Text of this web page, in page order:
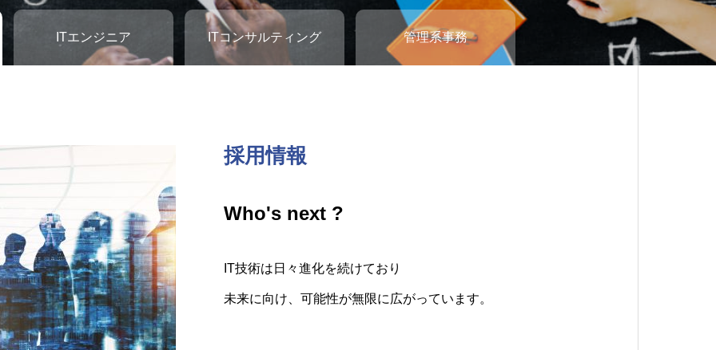
ITエンジニア ITコンサルティング 管理系事務
採用情報
Who's next ?
IT技術は日々進化を続けており
未来に向け、可能性が無限に広がっています。
ITエンジニア
未来を創造するエンジニアへ
私たちは二歩先を見据え、いち早く最先端技術を見出し
全てのクライアント様に向けた未来を創造・具現化し、新たな
ITコンサルティング
お客様のために何ができるか
エンジニアコーディネーターは、お客様とHRNの魅力溢れる
エンジニアとの懸け橋となるお仕事です。
管理系事務
会社を支える縁の下の力持ち
管理部門として、労務管理や請求処理、社内運営全般の業務を
お任せします。